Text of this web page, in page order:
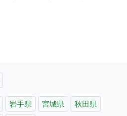
岩手県 宮城県
秋田県